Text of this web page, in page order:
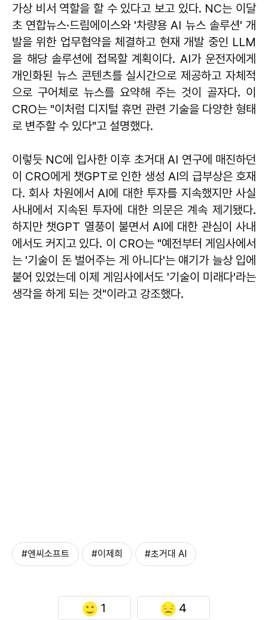
가상 비서 역할을 할 수 있다고 보고 있다. NC는 이달
초 연합뉴스·드림에이스와 '차량용 AI 뉴스 솔루션' 개
발을 위한 업무협약을 체결하고 현재 개발 중인 LLM
을 해당 솔루션에 접목할 계획이다. AI가 운전자에게
개인화된 뉴스 콘텐츠를 실시간으로 제공하고 자체적
으로 구어체로 뉴스를 요약해 주는 것이 골자다. 이
CRO는 "이처럼 디지털 휴먼 관련 기술을 다양한 형태
로 변주할 수 있다"고 설명했다.
이렇듯 NC에 입사한 이후 초거대 AI 연구에 매진하던
이 CRO에게 챗GPT로 인한 생성 AI의 급부상은 호재
다. 회사 차원에서 AI에 대한 투자를 지속했지만 사실
사내에서 지속된 투자에 대한 의문은 계속 제기됐다.
하지만 챗GPT 열풍이 불면서 AI에 대한 관심이 사내
에서도 커지고 있다. 이 CRO는 "예전부터 게임사에서
는 '기술이 돈 벌어주는 게 아니다'는 얘기가 늘상 입에
붙어 있었는데 이제 게임사에서도 '기술이 미래다'라는
생각을 하게 되는 것"이라고 강조했다.
#엔씨소프트 #이제희 #초거대 AI
1 4